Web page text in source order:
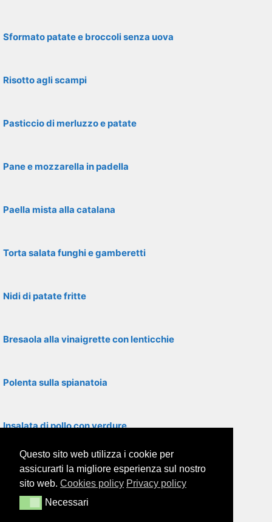
Sformato patate e broccoli senza uova
Risotto agli scampi
Pasticcio di merluzzo e patate
Pane e mozzarella in padella
Paella mista alla catalana
Torta salata funghi e gamberetti
Nidi di patate fritte
Bresaola alla vinaigrette con lenticchie
Polenta sulla spianatoia
Insalata di pollo con verdure
Tortino di zucchine con pancetta
Torta pasqualina
Questo sito web utilizza i cookie per
assicurarti la migliore esperienza sul nostro
sito web. Cookies policy Privacy policy
NecessariNecessari